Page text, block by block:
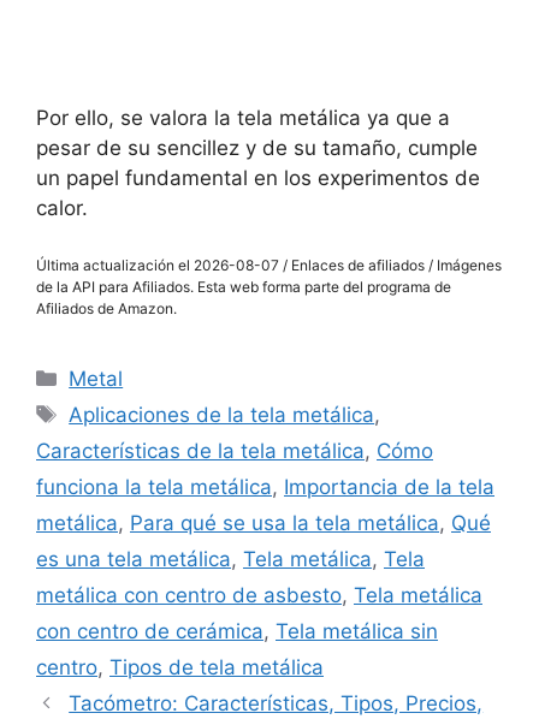
Por ello, se valora la tela metálica ya que a
pesar de su sencillez y de su tamaño, cumple
un papel fundamental en los experimentos de
calor.
Última actualización el 2026-08-07 / Enlaces de afiliados / Imágenes
de la API para Afiliados. Esta web forma parte del programa de
Afiliados de Amazon.
Categorías
Metal
Etiquetas
Aplicaciones de la tela metálica,
Características de la tela metálica, Cómo
funciona la tela metálica, Importancia de la tela
metálica, Para qué se usa la tela metálica, Qué
es una tela metálica, Tela metálica, Tela
metálica con centro de asbesto, Tela metálica
con centro de cerámica, Tela metálica sin
centro, Tipos de tela metálica
Tacómetro: Características, Tipos, Precios,